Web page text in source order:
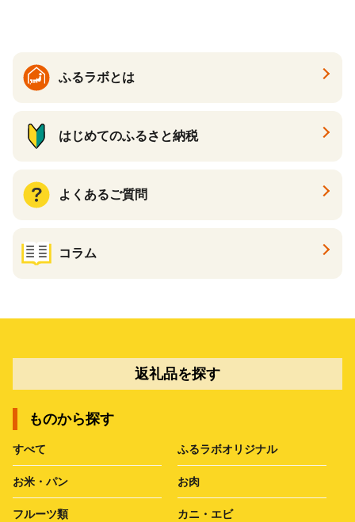
ふるラボとは
はじめてのふるさと納税
よくあるご質問
コラム
返礼品を探す
ものから探す
すべて ふるラボオリジナル
お米・パン お肉
フルーツ類 カニ・エビ